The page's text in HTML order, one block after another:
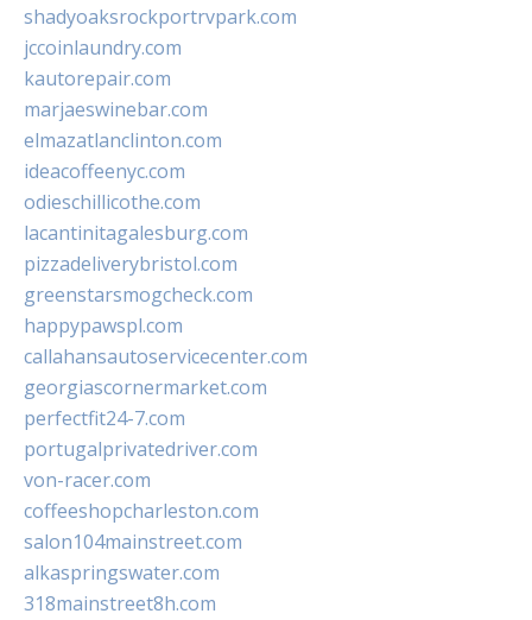
shadyoaksrockportrvpark.com
jccoinlaundry.com
kautorepair.com
marjaeswinebar.com
elmazatlanclinton.com
ideacoffeenyc.com
odieschillicothe.com
lacantinitagalesburg.com
pizzadeliverybristol.com
greenstarsmogcheck.com
happypawspl.com
callahansautoservicecenter.com
georgiascornermarket.com
perfectfit24-7.com
portugalprivatedriver.com
von-racer.com
coffeeshopcharleston.com
salon104mainstreet.com
alkaspringswater.com
318mainstreet8h.com